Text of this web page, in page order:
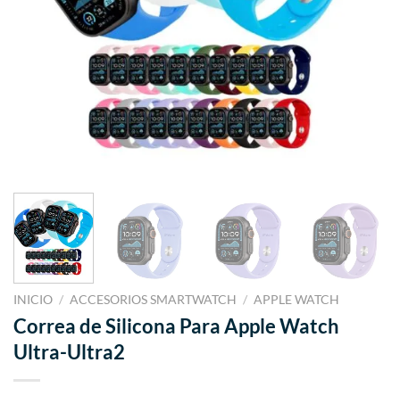
INICIO / ACCESORIOS SMARTWATCH / APPLE WATCH
Correa de Silicona Para Apple Watch
Ultra-Ultra2